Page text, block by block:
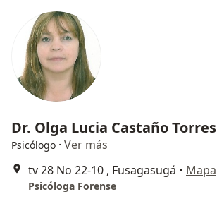
Dr. Olga Lucia Castaño Torres
Psicólogo · Ver más
tv 28 No 22-10 , Fusagasugá • Mapa
Psicóloga Forense